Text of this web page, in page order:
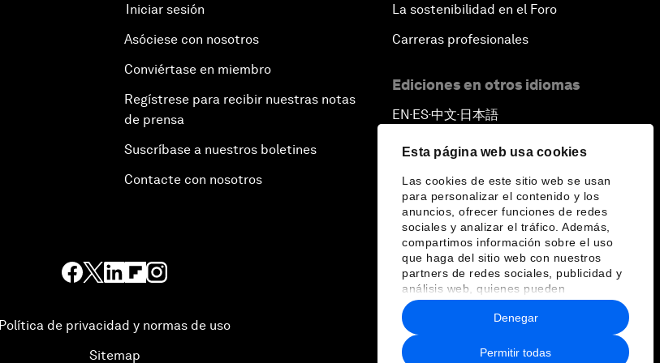
Esta página web usa cookies
Las cookies de este sitio web se usan
para personalizar el contenido y los
anuncios, ofrecer funciones de redes
sociales y analizar el tráfico. Además,
compartimos información sobre el uso
que haga del sitio web con nuestros
partners de redes sociales, publicidad y
análisis web, quienes pueden
combinarla con otra información que les
haya proporcionado o que hayan
recopilado a partir del uso que haya
hecho de sus servicios.
Permitir todas
Denegar
Iniciar sesión
Asóciese con nosotros
Conviértase en miembro
Regístrese para recibir nuestras notas
de prensa
Suscríbase a nuestros boletines
Contacte con nosotros
La sostenibilidad en el Foro
Carreras profesionales
Ediciones en otros idiomas
EN ▪ ES▪中文▪ 日本語
Política de privacidad y normas de uso
Sitemap